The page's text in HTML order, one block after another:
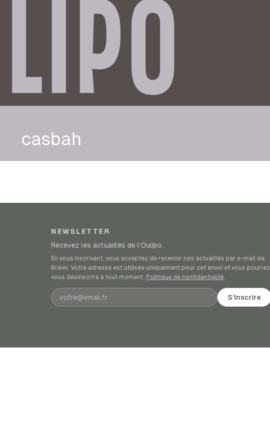
casbah
NEWSLETTER
Recevez les actualités de l’Oulipo.
En vous inscrivant, vous acceptez de recevoir nos actualités par e-mail via
Brevo. Votre adresse est utilisée uniquement pour cet envoi et vous pourrez
vous désinscrire à tout moment. Politique de confidentialité.
Adresse e-mail S’inscrire